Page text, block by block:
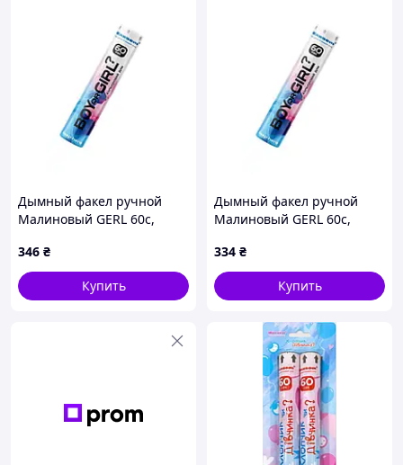
Дымный факел ручной
Малиновый GERL 60с,
346 ₴
Купить
Дымный факел ручной
Малиновый GERL 60с,
334 ₴
Купить